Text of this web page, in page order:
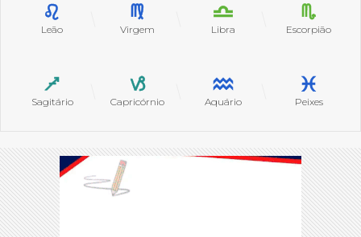
Leão Virgem Libra Escorpião
Sagitário Capricórnio Aquário Peixes